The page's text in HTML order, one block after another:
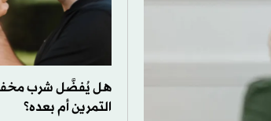
هل يُفضَّل شرب
التمرين أم بعده؟